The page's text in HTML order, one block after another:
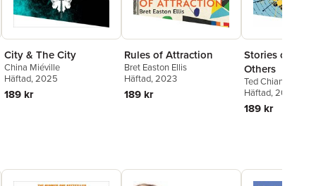
City & The City
China Miéville
Häftad, 2025
189 kr
Rules of Attraction
Bret Easton Ellis
Häftad, 2023
189 kr
Stories of
Others
Ted Chiang
Häftad, 2024
189 kr